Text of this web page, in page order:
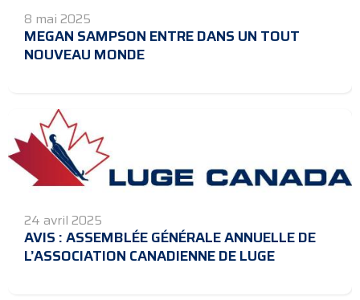
8 mai 2025
MEGAN SAMPSON ENTRE DANS UN TOUT
NOUVEAU MONDE
24 avril 2025
AVIS : ASSEMBLÉE GÉNÉRALE ANNUELLE DE
L’ASSOCIATION CANADIENNE DE LUGE